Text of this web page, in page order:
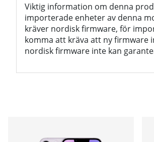
Viktig information om denna
importerade enheter av denna
kräver nordisk firmware, för
komma att kräva att ny firmware
nordisk firmware inte kan